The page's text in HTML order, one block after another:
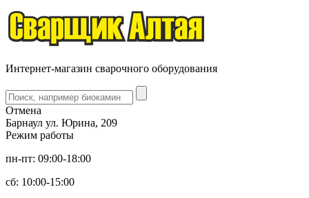
Интернет-магазин сварочного оборудования
Отмена
Барнаул ул. Юрина, 209
Режим работы
пн-пт: 09:00-18:00
сб: 10:00-15:00